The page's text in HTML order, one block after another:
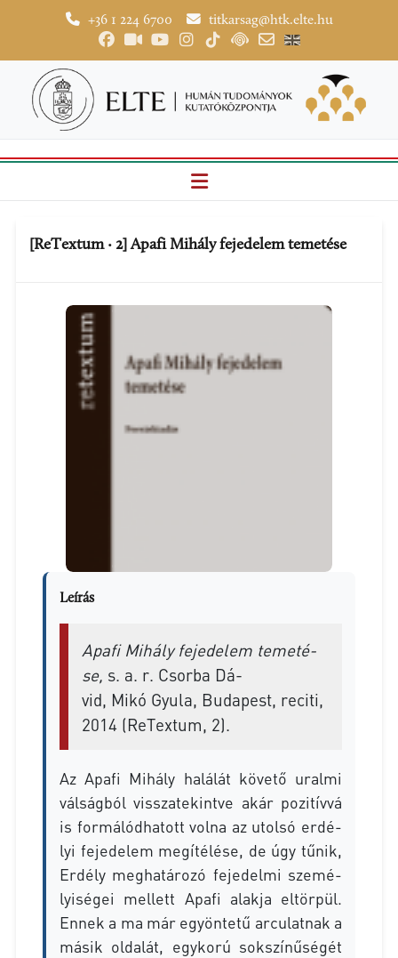
+36 1 224 6700 titkarsag@htk.elte.hu
[ReTextum ‧ 2] Apafi Mihály fejedelem temetése
Leírás
Apa­fi Mi­hály fe­je­de­lem te­me­té­
se, s. a. r. Csor­ba Dá­
vid, Mikó Gyu­la, Bu­da­pest, re­ci­ti,
2014 (Re­Tex­tum, 2).
Az Apa­fi Mi­hály ha­lá­lát kö­ve­tő ural­mi
vál­ság­ból vissza­te­kint­ve akár po­zi­tív­vá
is for­má­lód­ha­tott vol­na az utol­só er­dé­
lyi fe­je­de­lem meg­íté­lé­se, de úgy tű­nik,
Er­dély meg­ha­tá­ro­zó fe­je­del­mi sze­mé­
lyi­sé­gei mel­lett Apa­fi alak­ja el­tör­pül.
En­nek a ma már egy­ön­te­tű ar­cu­lat­nak a
má­sik ol­da­lát, egy­ko­rú sok­szí­nű­sé­gét